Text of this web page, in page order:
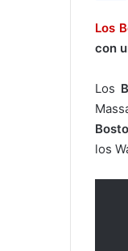
Los
con
Los
los